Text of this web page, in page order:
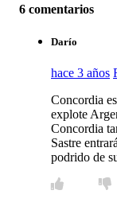
6 comentarios
Darío
hace 3 años
Concordia
explote
Concordia
Sastre
podrido de